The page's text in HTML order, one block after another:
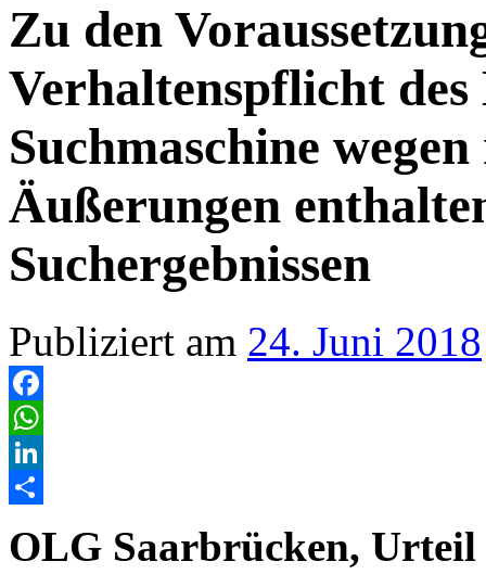
Zu den
Verhaltenspflicht
Suchmaschine
Äußerungen
Suchergebnissen
Publiziert am 24. Juni 2018
Facebook
WhatsApp
LinkedIn
OLG Saarbrücken, Urteil